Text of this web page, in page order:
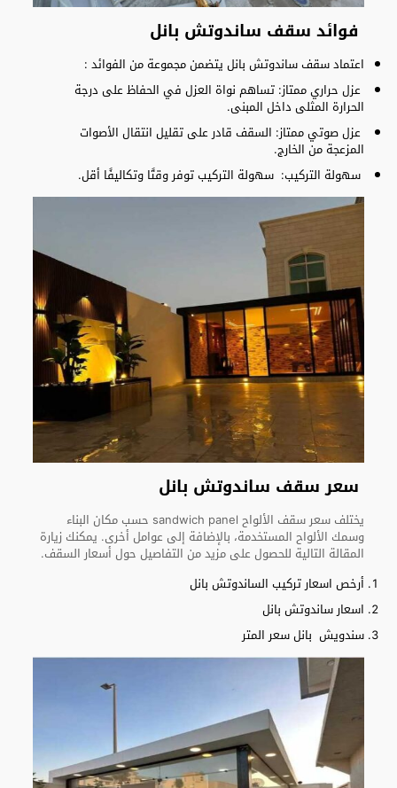
فوائد سقف ساندوتش بانل
اعتماد سقف ساندوتش بانل يتضمن مجموعة من الفوائد :
عزل حراري ممتاز: تساهم نواة العزل في الحفاظ على درجة
الحرارة المثلى داخل المبنى.
عزل صوتي ممتاز: السقف قادر على تقليل انتقال الأصوات
المزعجة من الخارج.
سهولة التركيب: سهولة التركيب توفر وقتًا وتكاليفًا أقل.
سعر سقف ساندوتش بانل
يختلف سعر سقف الألواح sandwich panel حسب مكان البناء
وسمك الألواح المستخدمة، بالإضافة إلى عوامل أخرى. يمكنك زيارة
المقالة التالية للحصول على مزيد من التفاصيل حول أسعار السقف.
أرخص اسعار تركيب الساندوتش بانل
اسعار ساندوتش بانل
سندويش بانل سعر المتر